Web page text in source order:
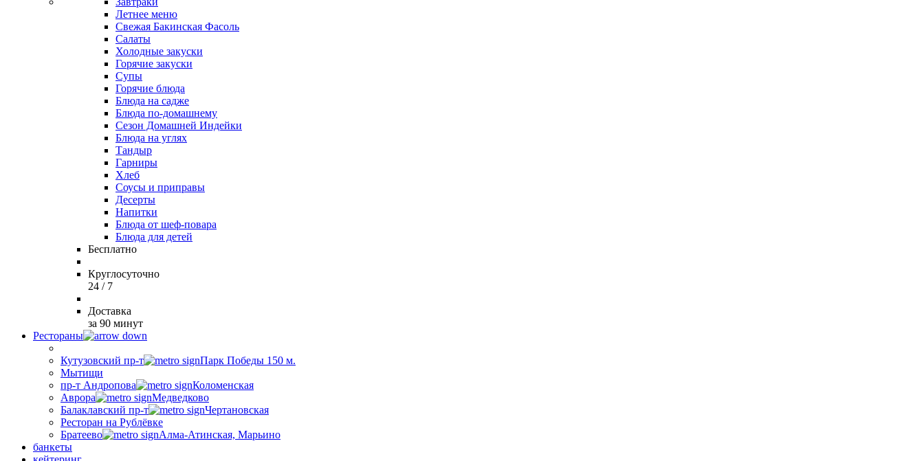
Летнее меню
Свежая Бакинская Фасоль
Салаты
Холодные закуски
Горячие закуски
Супы
Горячие блюда
Блюда на садже
Блюда по-домашнему
Сезон Домашней Индейки
Блюда на углях
Тандыр
Гарниры
Хлеб
Соусы и приправы
Десерты
Напитки
Блюда от шеф-повара
Блюда для детей
Бесплатно
Круглосуточно
24 / 7
Доставка
за 90 минут
Рестораны
Кутузовский пр-т
Парк Победы 150 м.
Мытищи
пр-т Андропова
Коломенская
Аврора
Медведково
Балаклавский пр-т
Чертановская
Ресторан на Рублёвке
Братеево
Алма-Атинская, Марьино
банкеты